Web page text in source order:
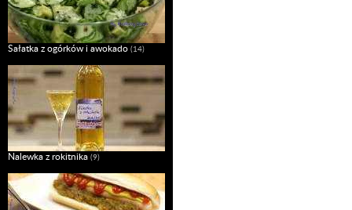
Sałatka z ogórków i awokado (14)
Nalewka z rokitnika (9)